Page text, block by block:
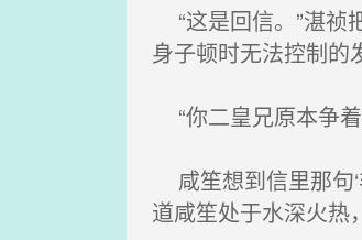
“这是回信。”湛祯
身子顿时无法控制的
“你二皇兄原本争
咸笙想到信里那句
道咸笙处于水深火热